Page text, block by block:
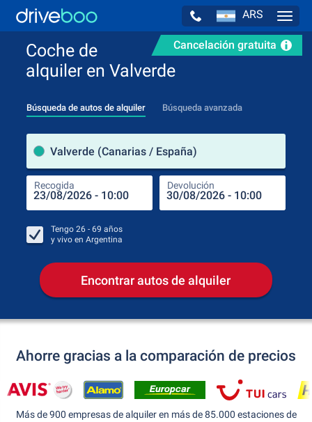
ARS
Cancelación gratuita
Coche de
alquiler en Valverde
Búsqueda de autos de alquiler Búsqueda avanzada
Valverde (Canarias / España)
Recogida Devolución
Tengo 26 - 69 años
y vivo en Argentina
Encontrar autos de alquiler
Ahorre gracias a la comparación de precios
Más de 900 empresas de alquiler en más de 85.000 estaciones de